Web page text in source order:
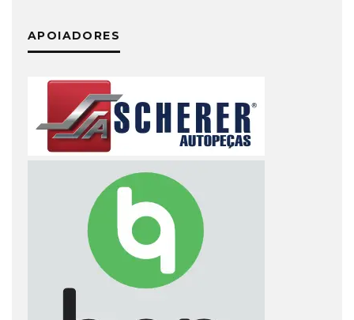
APOIADORES